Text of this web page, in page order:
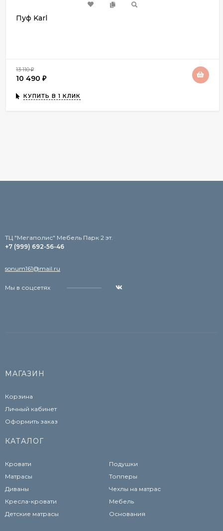
Пуф Karl
13 110₽
10 490 ₽
КУПИТЬ В 1 КЛИК
TЦ "Мегаполис" Мебель Парк 2 эт.
+7 (999) 692-56-46
sonum161@mail.ru
Мы в соцсетях
МАГАЗИН
Корзина
Личный кабинет
Оформить заказ
КАТАЛОГ
Кровати
Матрасы
Диваны
Кресла-кровати
Детские матрасы
Подушки
Топперы
Чехлы на матрас
Мебель
Основания